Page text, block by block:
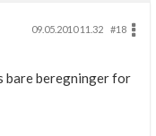
09.05.2010 11.32
#18
bare beregninger for